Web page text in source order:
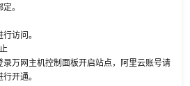
。
访问。
万网主机控制面板开启站点，阿里云账号请
开通。